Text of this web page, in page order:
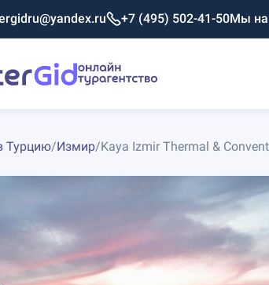
+7 (495) 502-41-50Мы на
Турцию/Измир/Kaya Izmir Thermal &